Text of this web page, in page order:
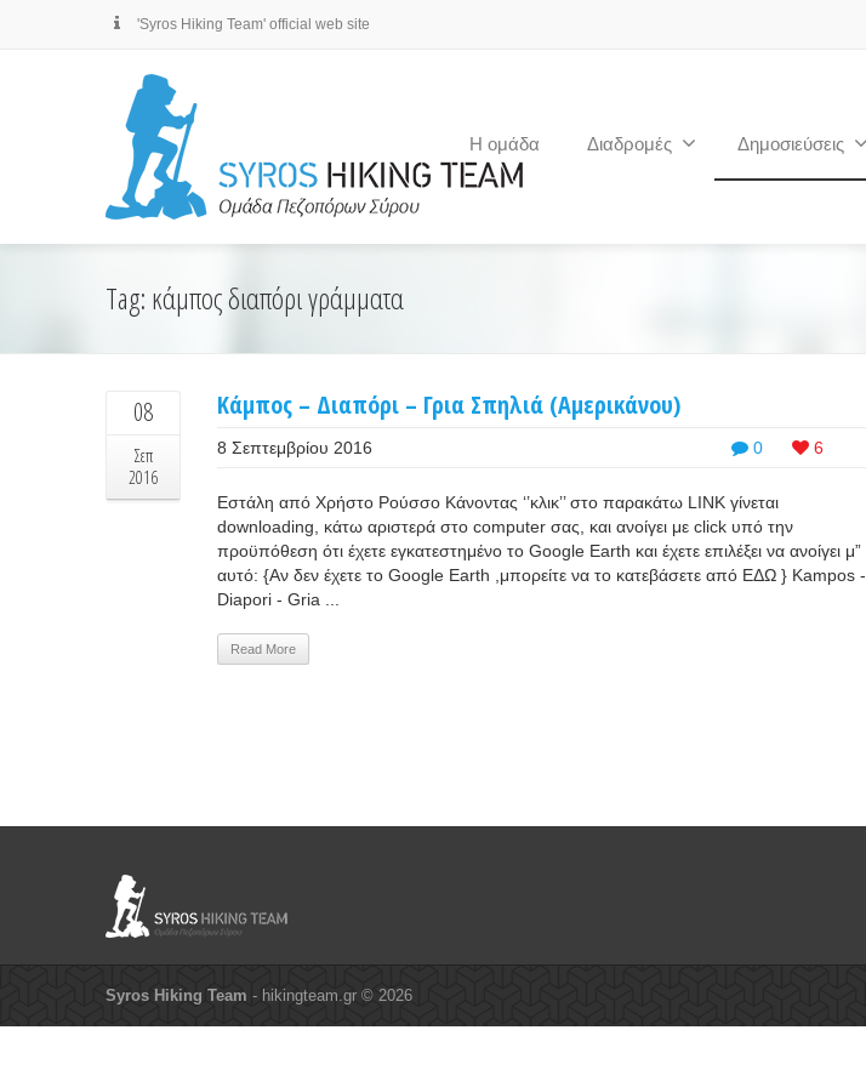
'Syros Hiking Team' official web site
Η ομάδα Διαδρομές Δημοσιεύσεις
Tag: κάμπος διαπόρι γράμματα
08
Σεπ
2016
Κάμπος – Διαπόρι – Γρια Σπηλιά (Αμερικάνου)
0 6
8 Σεπτεμβρίου 2016
Εστάλη από Χρήστο Ρούσσο Κάνοντας ‘’κλικ’’ στο παρακάτω LINK γίνεται
downloading, κάτω αριστερά στο computer σας, και ανοίγει με click υπό την
προϋπόθεση ότι έχετε εγκατεστημένο το Google Earth και έχετε επιλέξει να ανοίγει μ”
αυτό: {Αν δεν έχετε το Google Earth ,μπορείτε να το κατεβάσετε από ΕΔΩ } Kampos -
Diapori - Gria ...
Read More
Syros Hiking Team - hikingteam.gr © 2026